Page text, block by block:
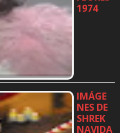
1974
IMÁGE
NES DE
SHREK
NAVIDA